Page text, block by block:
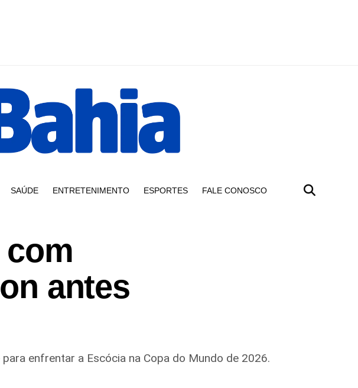
SAÚDE ENTRETENIMENTO ESPORTES FALE CONOSCO
antes
enfrentar a Escócia na Copa do Mundo de 2026.